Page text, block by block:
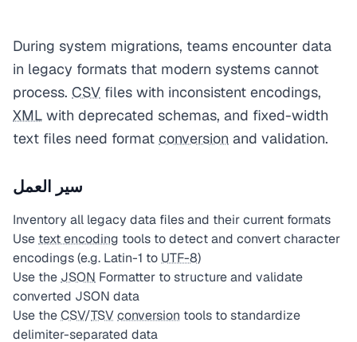
During system migrations, teams encounter data
in legacy formats that modern systems cannot
process. CSV files with inconsistent encodings,
XML with deprecated schemas, and fixed-width
text files need format conversion and validation.
سير العمل
Inventory all legacy data files and their current formats
Use text encoding tools to detect and convert character
encodings (e.g. Latin-1 to UTF-8)
Use the JSON Formatter to structure and validate
converted JSON data
Use theCSV/TSV conversion tools to standardize
delimiter-separated data